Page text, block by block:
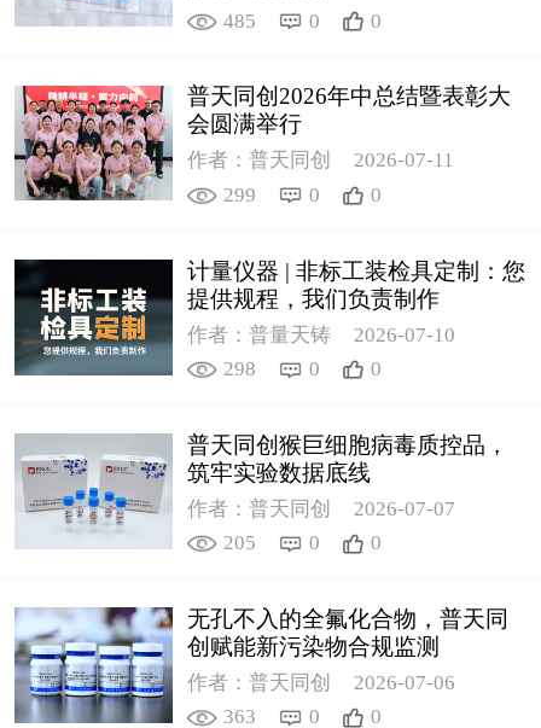
485
0 0
普天同创2026年中总结暨表彰大
会圆满举行
作者：普天同创
2026-07-11
299
0 0
计量仪器 | 非标工装检具定制：您
提供规程，我们负责制作
作者：普量天铸
2026-07-10
298
0 0
普天同创猴巨细胞病毒质控品，
筑牢实验数据底线
作者：普天同创
2026-07-07
205
0 0
无孔不入的全氟化合物，普天同
创赋能新污染物合规监测
作者：普天同创
2026-07-06
363
0 0